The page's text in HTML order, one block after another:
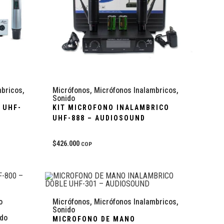
,
UHF-
Micrófonos, Micrófonos Inalambricos,
Sonido
KIT MICROFONO INALAMBRICO
UHF-888 – AUDIOSOUND
$426.000 COP
Micrófonos, Micrófonos Inalambricos,
Sonido
MICROFONO DE MANO